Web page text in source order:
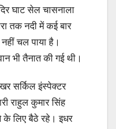
घाट सेल चासनाला
तक नदी में कई बार
नहीं चल पाया है।
भी तैनात की गई थी।
सर्किल इंस्पेक्टर
राहुल कुमार सिंह
के लिए बैठे रहे। इधर